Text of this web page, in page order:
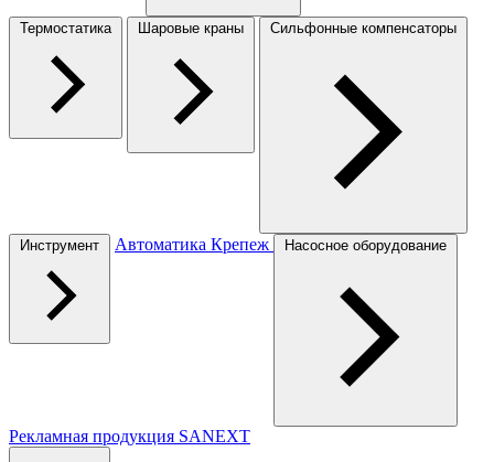
Термостатика Шаровые краны Сильфонные компенсаторы
Инструмент Автоматика Крепеж Насосное оборудование
Рекламная продукция SANEXT